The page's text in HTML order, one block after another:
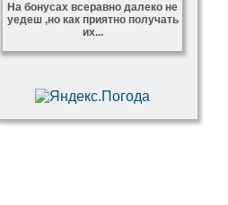
На бонусах всеравно далеко не
уедеш ,но как приятно получать
их...